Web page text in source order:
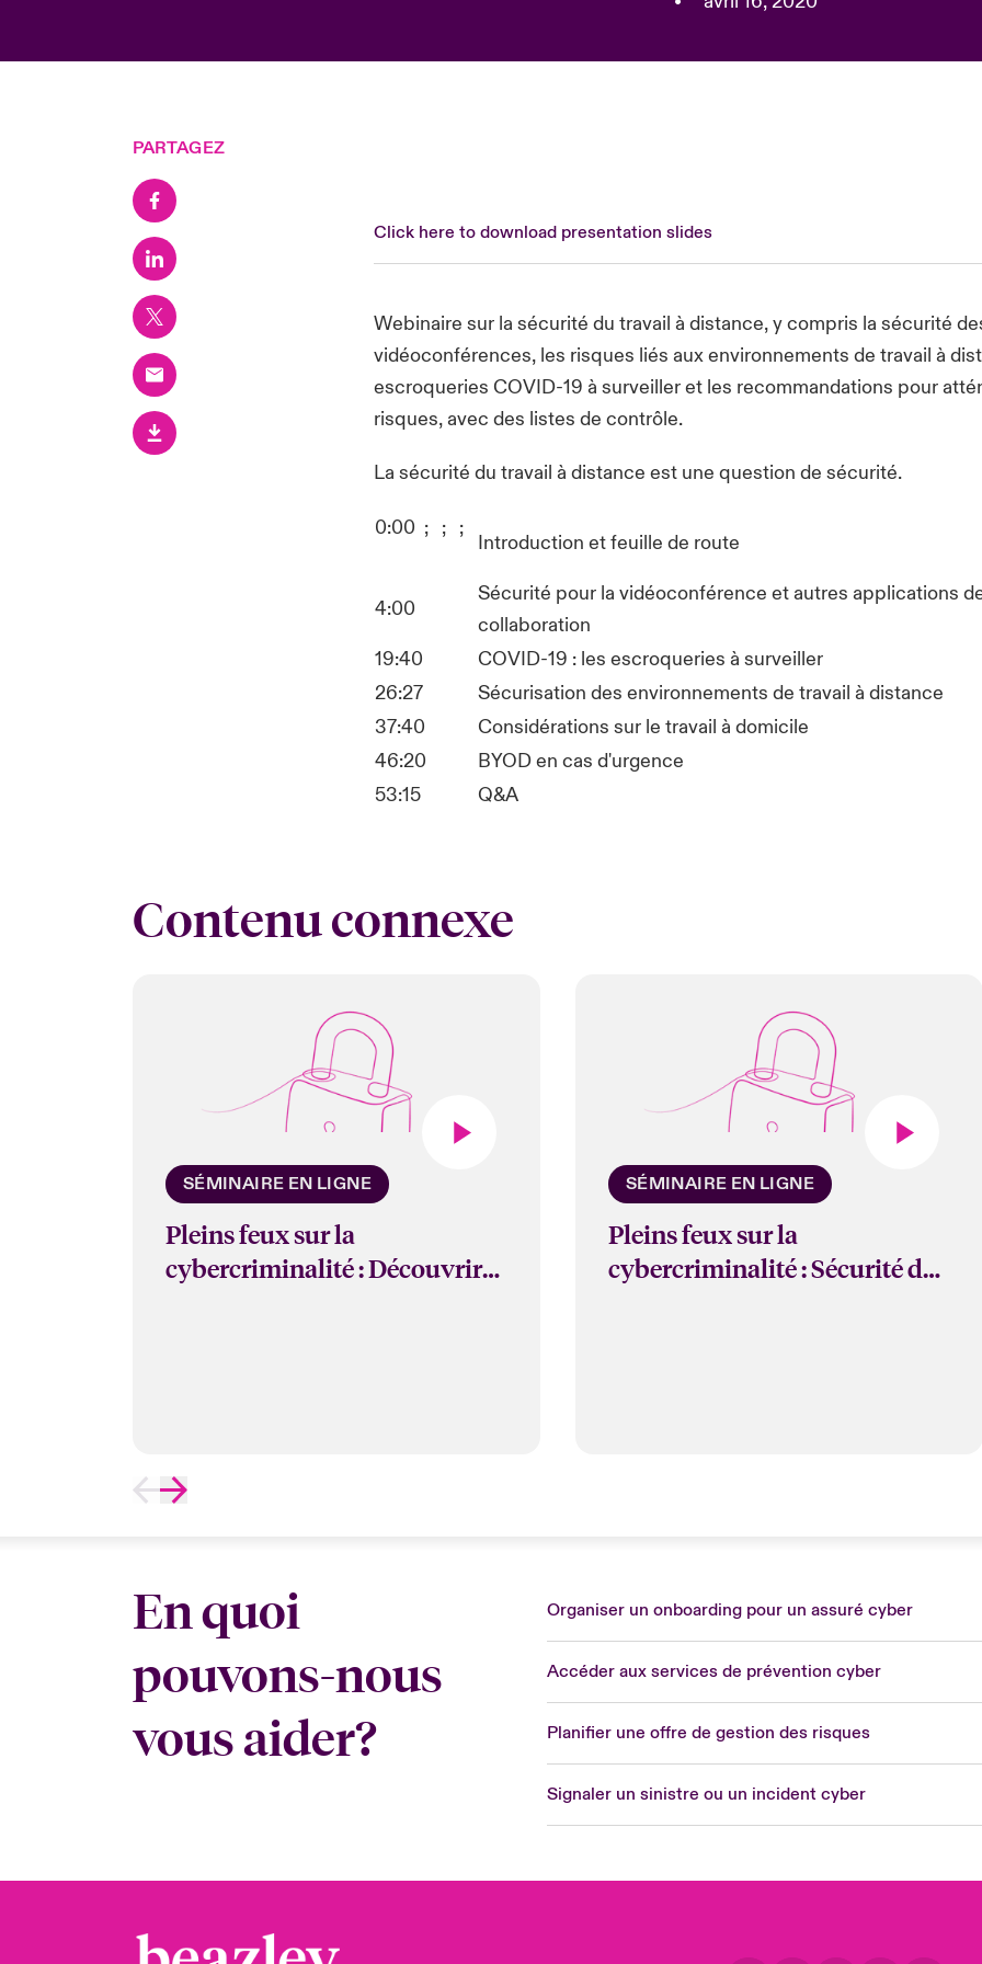
PARTAGEZ
Click here to download presentation slides
Webinaire sur la sécurité du travail à distance, y compris la sécurité
vidéoconférences, les risques liés aux environnements de travail à
escroqueries COVID-19 à surveiller et les recommandations pour
risques, avec des listes de contrôle.
La sécurité du travail à distance est une question de sécurité.
0:00 ; ; ;
Introduction et feuille de route
4:00
Sécurité pour la vidéoconférence et autres applications
collaboration
19:40
COVID-19 : les escroqueries à surveiller
26:27
Sécurisation des environnements de travail à distance
37:40
Considérations sur le travail à domicile
46:20
BYOD en cas d'urgence
53:15
Q&A
Contenu connexe
SÉMINAIRE EN LIGNE
Pleins feux sur la
cybercriminalité : Découvrir
SÉMINAIRE EN LIGNE
Pleins feux sur la
cybercriminalité : Sécurité de
En quoi
pouvons-nous
vous aider?
Organiser un onboarding pour un assuré cyber
Accéder aux services de prévention cyber
Planifier une offre de gestion des risques
Signaler un sinistre ou un incident cyber